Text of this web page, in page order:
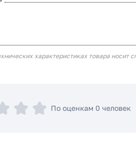
характеристиках товара носит
По оценкам 0 человек